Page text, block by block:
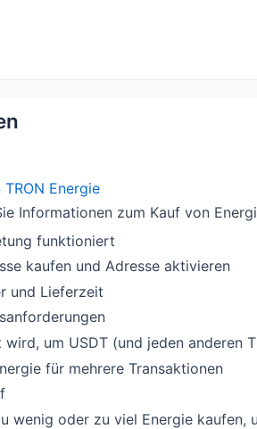
Energie
Informationen zum Kauf von
funktioniert
kaufen und Adresse aktivieren
und Lieferzeit
um USDT (und jeden anderen
für mehrere Transaktionen
wenig oder zu viel Energie kaufen,